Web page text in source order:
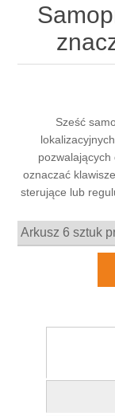
Sześć
pozwalających
oznaczać
sterujące lub